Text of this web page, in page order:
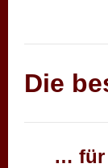
Die
… für